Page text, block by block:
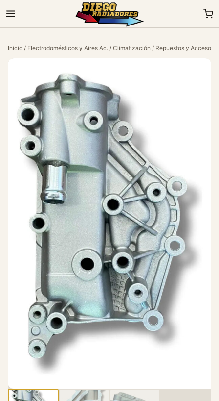
Inicio / Electrodomésticos y Aires Ac. / Climatización / Repuestos y